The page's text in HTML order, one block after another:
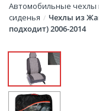
Автомобильные чехлы
сиденья / Чехлы из
подходит) 2006-2014